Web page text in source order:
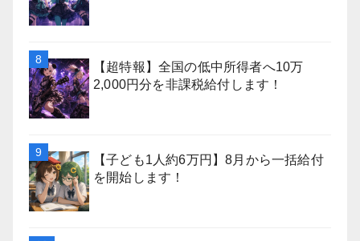
【超特報】全国の低中所得者へ10万
2,000円分を非課税給付します！
【子ども1人約6万円】8月から一括給付
を開始します！